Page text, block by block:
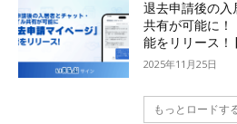
退去申請後の入
共有が可能に！
能をリリース！
2025年11月25日
もっとロードす